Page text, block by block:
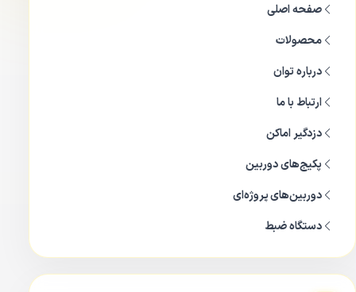
6230F WA
صفحه اصلی
محصولات
درباره توان
ارتباط با ما
دزدگیر اماکن
پکیج‌های دوربین
دوربین‌های پروژه‌ای
دستگاه ضبط